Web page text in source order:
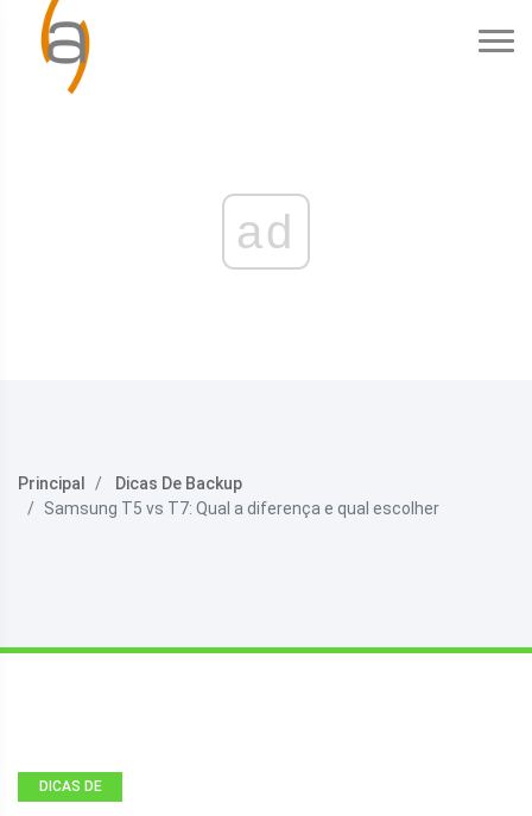
ad
Principal
Dicas De Backup
Samsung T5 vs T7: Qual a diferença e qual escolher
DICAS DE